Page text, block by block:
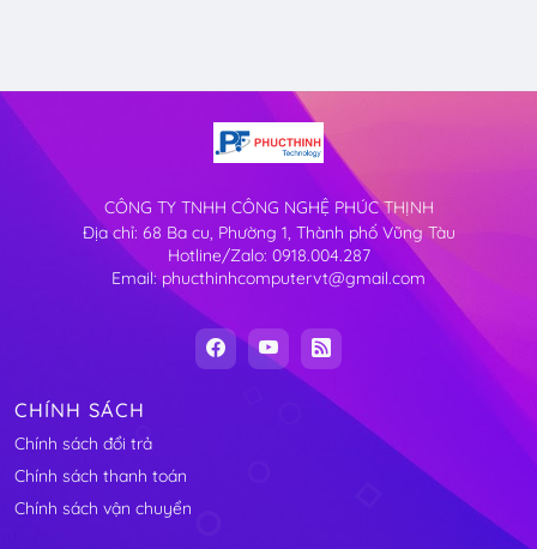
CÔNG TY TNHH CÔNG NGHỆ PHÚC THỊNH
Địa chỉ: 68 Ba cu, Phường 1, Thành phố Vũng Tàu
Hotline/Zalo: 0918.004.287
Email: phucthinhcomputervt@gmail.com
CHÍNH SÁCH
Chính sách đổi trả
Chính sách thanh toán
Chính sách vận chuyển